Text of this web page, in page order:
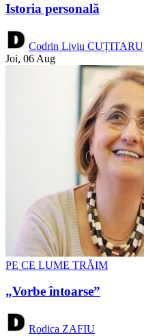
Istoria personală
Codrin Liviu CUȚITARU
Joi, 06 Aug
PE CE LUME TRĂIM
„Vorbe întoarse”
Rodica ZAFIU